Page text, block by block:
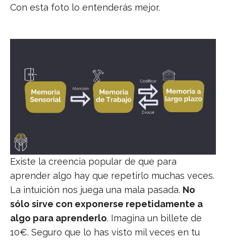
Con esta foto lo entenderás mejor.
Existe la creencia popular de que para
aprender algo hay que repetirlo muchas veces.
La intuición nos juega una mala pasada. No
sólo sirve con exponerse repetidamente a
algo para aprenderlo. Imagina un billete de
10€. Seguro que lo has visto mil veces en tu